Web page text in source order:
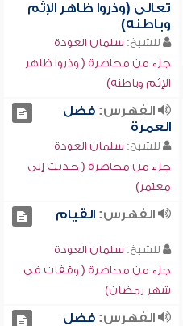
تعالى (وذروا ظاهر الإثم
وباطنه)
للشيخ: سلمان العودة
جزء من محاضرة ( وذروا ظاهر
الإثم وباطنه)
الفهرس:فضل
العمرة
للشيخ: سلمان العودة
جزء من محاضرة ( حديث إلى
معتمر)
الفهرس:القيام
للشيخ: سلمان العودة
جزء من محاضرة ( وقفات في
شهر رمضان)
الفهرس:فضل